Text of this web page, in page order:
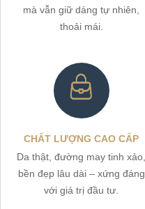
mà vẫn giữ dáng tự nhiên,
thoải mái.
CHẤT LƯỢNG CAO CẤP
Da thật, đường may tinh xảo,
bền đẹp lâu dài – xứng đáng
với giá trị đầu tư.